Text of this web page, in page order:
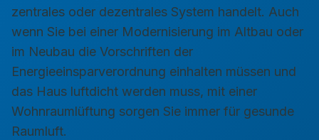
zentrales oder dezentrales System handelt. Auch
wenn Sie bei einer Modernisierung im Altbau oder
im Neubau die Vorschriften der
Energieeinsparverordnung einhalten müssen und
das Haus luftdicht werden muss, mit einer
Wohnraumlüftung sorgen Sie immer für gesunde
Raumluft.